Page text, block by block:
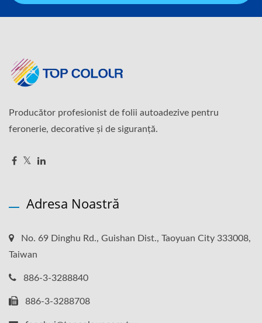
Producător profesionist de folii autoadezive pentru
feronerie, decorative și de siguranță.
Adresa Noastră
No. 69 Dinghu Rd., Guishan Dist., Taoyuan City 333008,
Taiwan
886-3-3288840
886-3-3288708